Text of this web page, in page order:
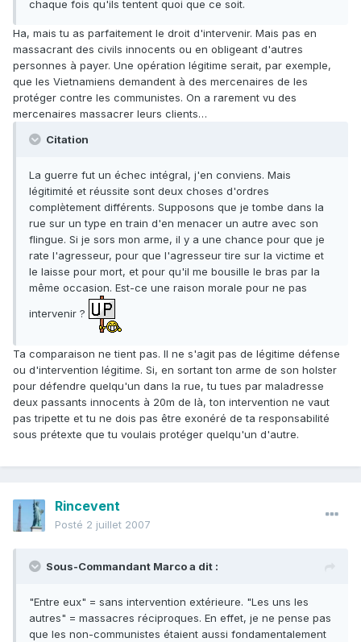
chaque fois qu'ils tentent quoi que ce soit.
Ha, mais tu as parfaitement le droit d'intervenir. Mais pas en
massacrant des civils innocents ou en obligeant d'autres
personnes à payer. Une opération légitime serait, par exemple,
que les Vietnamiens demandent à des mercenaires de les
protéger contre les communistes. On a rarement vu des
mercenaires massacrer leurs clients…
Citation
La guerre fut un échec intégral, j'en conviens. Mais
légitimité et réussite sont deux choses d'ordres
complètement différents. Supposons que je tombe dans la
rue sur un type en train d'en menacer un autre avec son
flingue. Si je sors mon arme, il y a une chance pour que je
rate l'agresseur, pour que l'agresseur tire sur la victime et
le laisse pour mort, et pour qu'il me bousille le bras par la
même occasion. Est-ce une raison morale pour ne pas
intervenir ?
Ta comparaison ne tient pas. Il ne s'agit pas de légitime défense
ou d'intervention légitime. Si, en sortant ton arme de son holster
pour défendre quelqu'un dans la rue, tu tues par maladresse
deux passants innocents à 20m de là, ton intervention ne vaut
pas tripette et tu ne dois pas être exonéré de ta responsabilité
sous prétexte que tu voulais protéger quelqu'un d'autre.
Rincevent
Posté 2 juillet 2007
Sous-Commandant Marco a dit :
"Entre eux" = sans intervention extérieure. "Les uns les
autres" = massacres réciproques. En effet, je ne pense pas
que les non-communistes étaient aussi fondamentalement